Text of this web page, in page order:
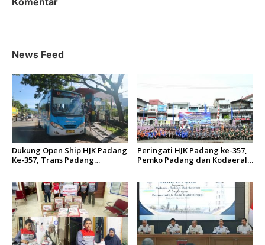
p
s
News Feed
Dukung Open Ship HJK Padang
Ke-357, Trans Padang
Peringati HJK Padang ke-357,
Pemko Padang dan Kodaeral